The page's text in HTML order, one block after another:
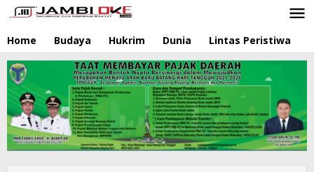
Lewati
ke
konten
Home Budaya Hukrim Dunia Lintas Peristiwa